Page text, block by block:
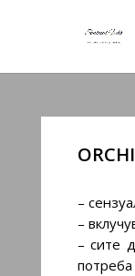
–
–
– сите
потреба